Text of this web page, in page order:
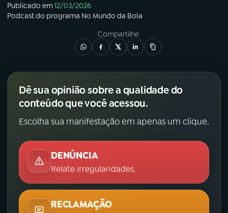
Publicado em12/03/2026
Podcastdo programa No Mundo da Bola
Compartilhe
Dê sua opinião sobre a qualidade do
conteúdo que você acessou.
Escolha sua manifestação em apenas um clique.
DENÚNCIA
Relate irregularidades.
RECLAMAÇÃO